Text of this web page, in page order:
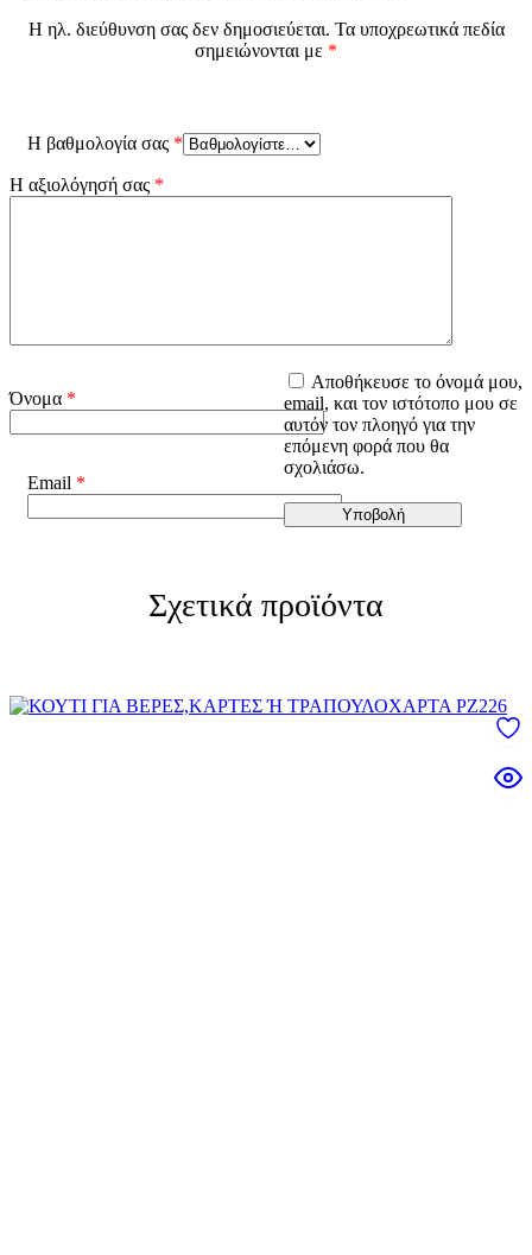
Η ηλ. διεύθυνση σας δεν δημοσιεύεται. Τα υποχρεωτικά πεδία
σημειώνονται με *
Η βαθμολογία σας *
Η αξιολόγησή σας *
Όνομα *
Email *
Αποθήκευσε το όνομά μου,
email, και τον ιστότοπο μου σε
αυτόν τον πλοηγό για την
επόμενη φορά που θα
σχολιάσω.
Σχετικά προϊόντα